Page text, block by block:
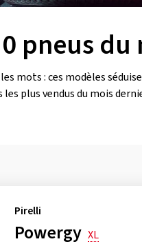
pneus du
mots : ces modèles
plus vendus du mois
Pirelli
Powergy XL